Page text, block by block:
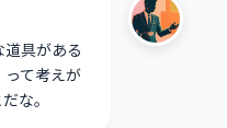
具がある
って考えが
な。